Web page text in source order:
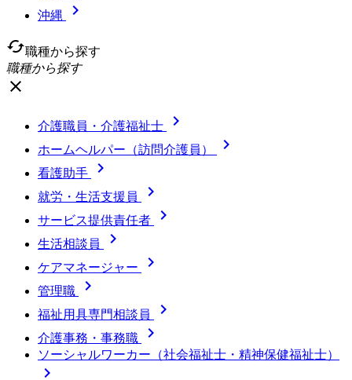
沖縄

cached職種から探す
職種から探す
close
介護職員・介護福祉士 
ホームヘルパー（訪問介護員） 
看護助手 
就労・生活支援員 
サービス提供責任者 
生活相談員 
ケアマネージャー 
管理職 
福祉用具専門相談員 
介護事務・事務職 
ソーシャルワーカー（社会福祉士・精神保健福祉士）
